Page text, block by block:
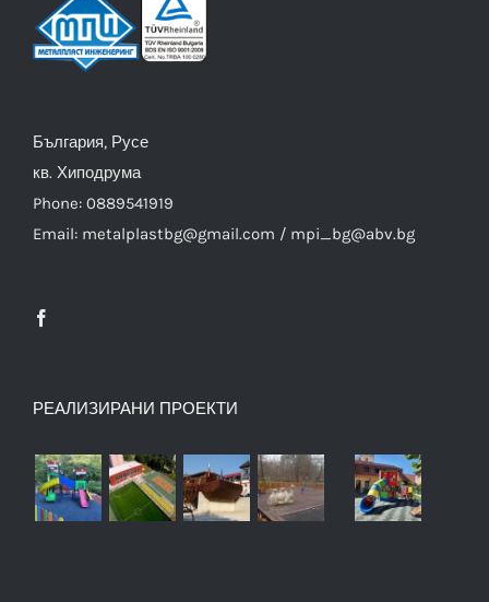
България, Русе
кв. Хиподрума
Phone: 0889541919
Email: metalplastbg@gmail.com / mpi_bg@abv.bg
РЕАЛИЗИРАНИ ПРОЕКТИ